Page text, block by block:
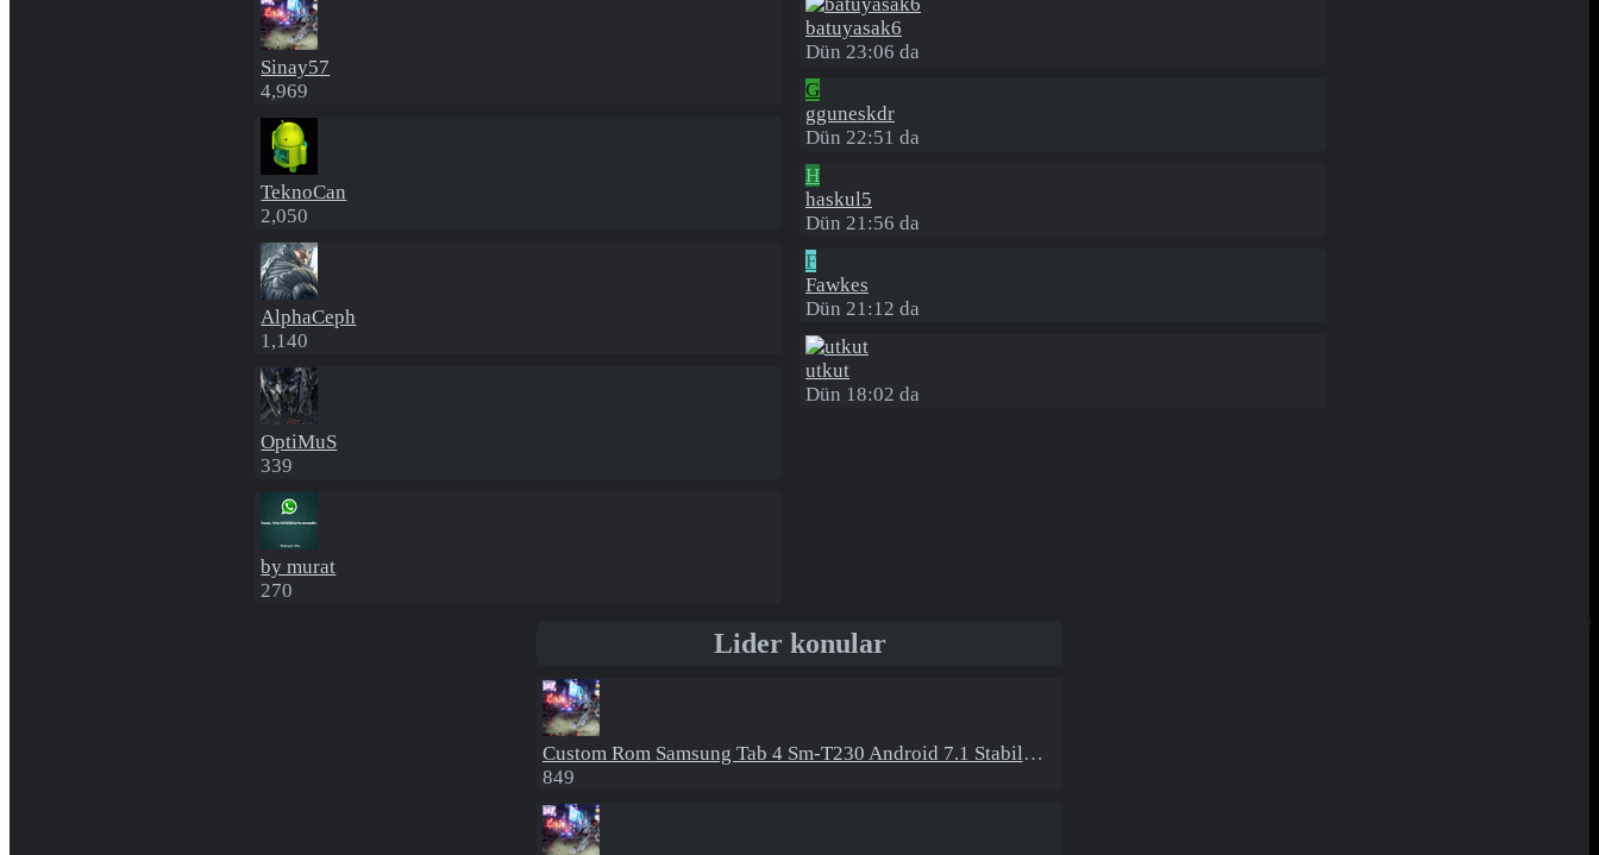
Sinay57
4,969
TeknoCan
2,050
AlphaCeph
1,140
OptiMuS
339
by murat
270
batuyasak6
Dün 23:06 da
G
gguneskdr
Dün 22:51 da
H
haskul5
Dün 21:56 da
F
Fawkes
Dün 21:12 da
utkut
Dün 18:02 da
Lider konular
Custom Rom Samsung Tab 4 Sm-T230 Android 7.1 Stabil Eba Destekli Yazılım
849